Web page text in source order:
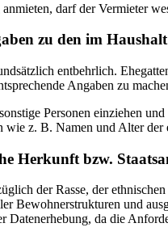
darf der Vermieter
zu den im Haushalt
entbehrlich.
Angaben zu
Personen einziehen
z. B. Namen und Alter
Herkunft bzw.
der Rasse, der
Bewohnerstrukturen und
Datenerhebung, da die